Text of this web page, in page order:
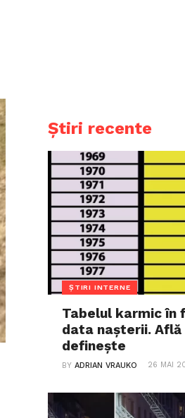
Știri recente
ȘTIRI INTERNE
Tabelul karmic în
data nașterii. Află
definește
BYADRIAN VRAUKO 26 MAI